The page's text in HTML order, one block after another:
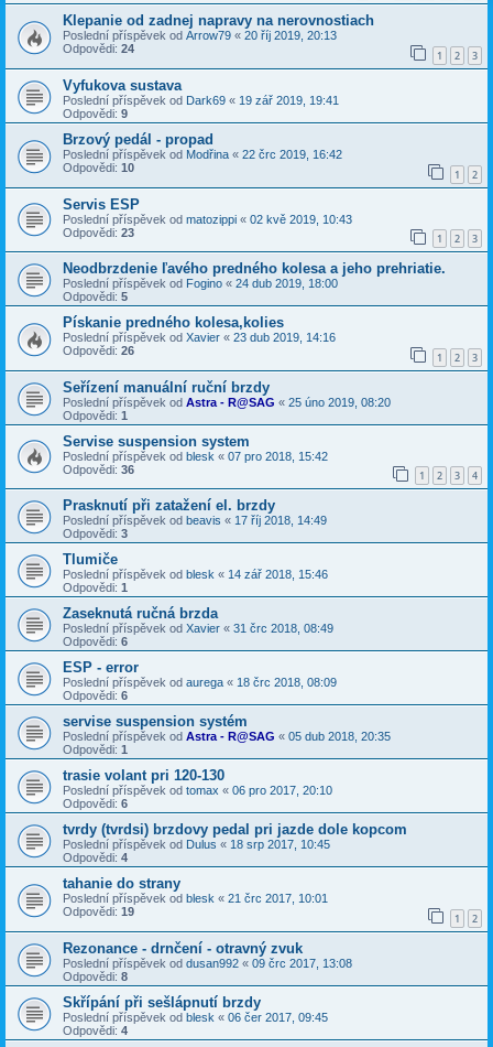
Klepanie od zadnej napravy na nerovnostiach
Poslední příspěvek od Arrow79 « 20 říj 2019, 20:13
Odpovědi: 24 1 2 3
Vyfukova sustava
Poslední příspěvek od Dark69 « 19 zář 2019, 19:41
Odpovědi: 9
Brzový pedál - propad
Poslední příspěvek od Modřina « 22 črc 2019, 16:42
Odpovědi: 10 1 2
Servis ESP
Poslední příspěvek od matozippi « 02 kvě 2019, 10:43
Odpovědi: 23 1 2 3
Neodbrzdenie ľavého predného kolesa a jeho prehriatie.
Poslední příspěvek od Fogino « 24 dub 2019, 18:00
Odpovědi: 5
Pískanie predného kolesa,kolies
Poslední příspěvek od Xavier « 23 dub 2019, 14:16
Odpovědi: 26 1 2 3
Seřízení manuální ruční brzdy
Poslední příspěvek od Astra - R@SAG « 25 úno 2019, 08:20
Odpovědi: 1
Servise suspension system
Poslední příspěvek od blesk « 07 pro 2018, 15:42
Odpovědi: 36 1 2 3 4
Prasknutí při zatažení el. brzdy
Poslední příspěvek od beavis « 17 říj 2018, 14:49
Odpovědi: 3
Tlumiče
Poslední příspěvek od blesk « 14 zář 2018, 15:46
Odpovědi: 1
Zaseknutá ručná brzda
Poslední příspěvek od Xavier « 31 črc 2018, 08:49
Odpovědi: 6
ESP - error
Poslední příspěvek od aurega « 18 črc 2018, 08:09
Odpovědi: 6
servise suspension systém
Poslední příspěvek od Astra - R@SAG « 05 dub 2018, 20:35
Odpovědi: 1
trasie volant pri 120-130
Poslední příspěvek od tomax « 06 pro 2017, 20:10
Odpovědi: 6
tvrdy (tvrdsi) brzdovy pedal pri jazde dole kopcom
Poslední příspěvek od Dulus « 18 srp 2017, 10:45
Odpovědi: 4
tahanie do strany
Poslední příspěvek od blesk « 21 črc 2017, 10:01
Odpovědi: 19 1 2
Rezonance - drnčení - otravný zvuk
Poslední příspěvek od dusan992 « 09 črc 2017, 13:08
Odpovědi: 8
Skřípání při sešlápnutí brzdy
Poslední příspěvek od blesk « 06 čer 2017, 09:45
Odpovědi: 4